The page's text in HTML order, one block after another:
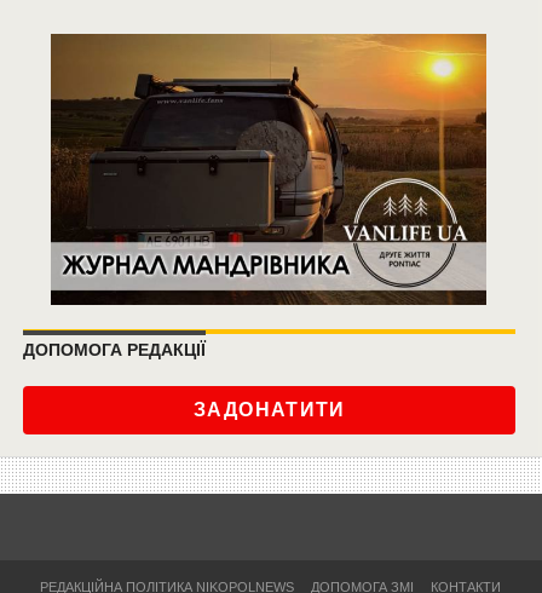
ДОПОМОГА РЕДАКЦІЇ
ЗАДОНАТИТИ
РЕДАКЦІЙНА ПОЛІТИКА NIKOPOLNEWS ДОПОМОГА ЗМІ КОНТАКТИ